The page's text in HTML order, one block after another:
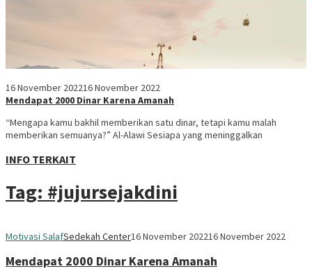
16 November 202216 November 2022
Mendapat 2000 Dinar Karena Amanah
“Mengapa kamu bakhil memberikan satu dinar, tetapi kamu malah
memberikan semuanya?” Al-Alawi Sesiapa yang meninggalkan
INFO TERKAIT
Tag: #jujursejakdini
Motivasi SalafSedekah Center16 November 202216 November 2022
Mendapat 2000 Dinar Karena Amanah